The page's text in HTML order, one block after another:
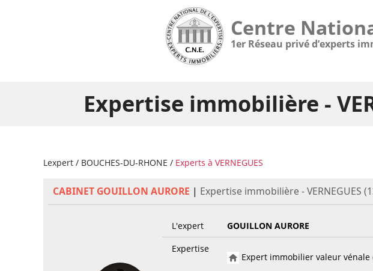
Centre
1er Réseau privé d’experts
Expertise immobilière -
Lexpert / BOUCHES-DU-RHONE / Experts à VERNEGUES
CABINET GOUILLON AURORE | Expertise immobilière - VERNEGUES
L'expert
GOUILLON AURORE
Expertise
Expert immobilier valeur